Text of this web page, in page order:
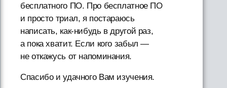
бесплатного ПО. Про бесплатное ПО
и просто триал, я постараюсь
написать, как-нибудь в другой раз,
а пока хватит. Если кого забыл —
не откажусь от напоминания.
Спасибо и удачного Вам изучения.